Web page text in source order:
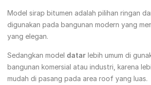
Model sirap bitumen adalah pilihan ringan
digunakan pada bangunan modern yang
yang elegan.
Sedangkan model datar lebih umum di
bangunan komersial atau industri, karena
mudah di pasang pada area roof yang luas.